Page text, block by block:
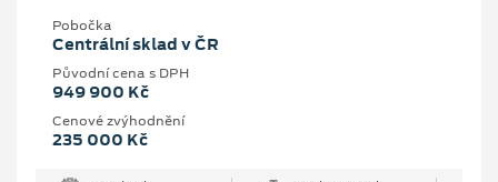
Pobočka
Centrální sklad v ČR
Původní cena s DPH
949 900 Kč
Cenové zvýhodnění
235 000 Kč